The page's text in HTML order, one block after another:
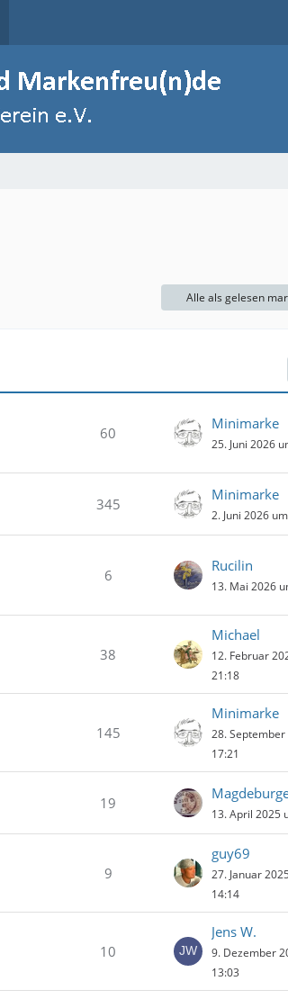
Alle als gelesen
60
Minimarke
25. Juni 2026
345
Minimarke
2. Juni 2026
6
Rucilin
13. Mai 2026
38
Michael
12. Februar
21:18
145
Minimarke
28.
17:21
19
13. April 2025
9
guy69
27. Januar
14:14
10
Jens W.
9. Dezember
13:03